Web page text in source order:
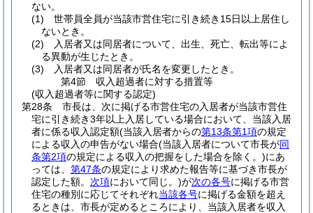
ない。
(1)
世帯員全員が当該市営住宅に引き続き15日以上居住し
ないとき。
(2)
入居者又は同居者について、出生、死亡、転出等によ
る異動が生じたとき。
(3)
入居者又は同居者が氏名を変更したとき。
第4節
収入超過者に対する措置等
(収入超過者等に関する認定)
第28条
市長は、次に掲げる市営住宅の入居者が当該市営住
宅に引き続き3年以上入居している場合において、当該入居
者に係る収入認定額(当該入居者からの第13条第1項の規定
による収入の申告がない場合(当該入居者について市長が同
条第2項の規定による収入の把握をした場合を除く。)にあ
っては、 第47条の規定により求めた報告等に基づき市長が
認定した額。 次項において同じ。)が次の各号に掲げる市営
住宅の種別に応じてそれぞれ当該各号に掲げる金額を超え
るときは、市長が定めるところにより、当該入居者を収入